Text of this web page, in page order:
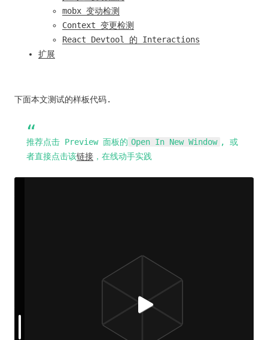
mobx 变动检测
Context 变更检测
React Devtool 的 Interactions
扩展
下面本文测试的样板代码.
推荐点击 Preview 面板的 Open In New Window , 或
者直接点击该链接 ，在线动手实践